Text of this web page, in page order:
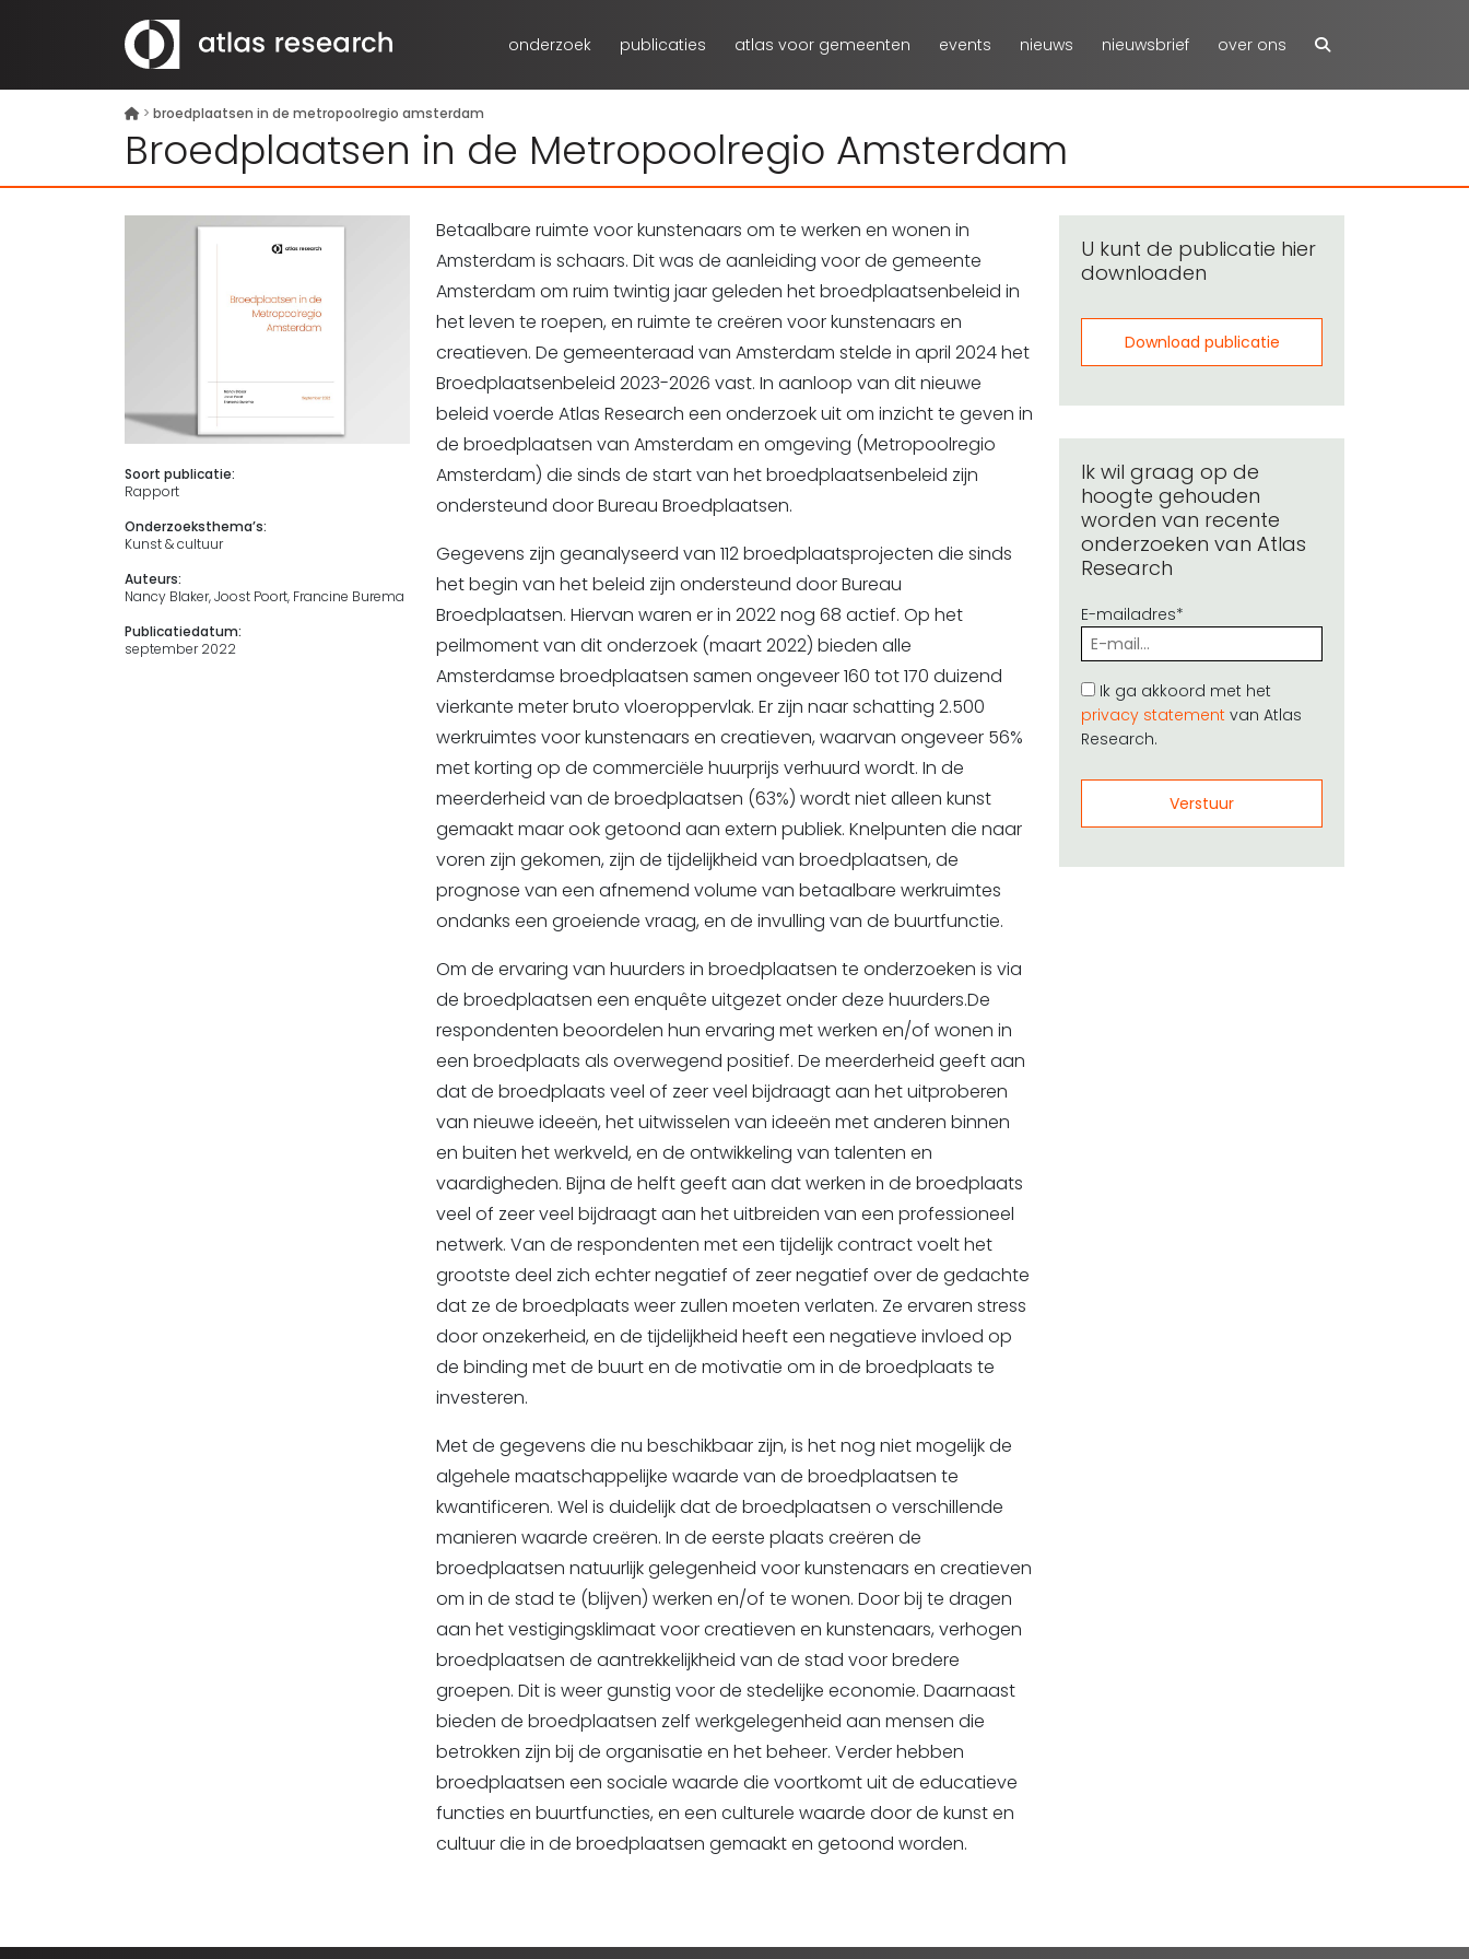
onderzoek publicaties atlas voor gemeenten events nieuws nieuwsbrief over ons
> broedplaatsen in de metropoolregio amsterdam
Broedplaatsen in de Metropoolregio Amsterdam
Soort publicatie:
Rapport
Onderzoeksthema’s:
Kunst & cultuur
Auteurs:
Nancy Blaker, Joost Poort, Francine Burema
Publicatiedatum:
september 2022
Betaalbare ruimte voor kunstenaars om te werken en wonen in
Amsterdam is schaars. Dit was de aanleiding voor de gemeente
Amsterdam om ruim twintig jaar geleden het broedplaatsenbeleid in
het leven te roepen, en ruimte te creëren voor kunstenaars en
creatieven. De gemeenteraad van Amsterdam stelde in april 2024 het
Broedplaatsenbeleid 2023-2026 vast. In aanloop van dit nieuwe
beleid voerde Atlas Research een onderzoek uit om inzicht te geven in
de broedplaatsen van Amsterdam en omgeving (Metropoolregio
Amsterdam) die sinds de start van het broedplaatsenbeleid zijn
ondersteund door Bureau Broedplaatsen.
Gegevens zijn geanalyseerd van 112 broedplaatsprojecten die sinds
het begin van het beleid zijn ondersteund door Bureau
Broedplaatsen. Hiervan waren er in 2022 nog 68 actief. Op het
peilmoment van dit onderzoek (maart 2022) bieden alle
Amsterdamse broedplaatsen samen ongeveer 160 tot 170 duizend
vierkante meter bruto vloeroppervlak. Er zijn naar schatting 2.500
werkruimtes voor kunstenaars en creatieven, waarvan ongeveer 56%
met korting op de commerciële huurprijs verhuurd wordt. In de
meerderheid van de broedplaatsen (63%) wordt niet alleen kunst
gemaakt maar ook getoond aan extern publiek. Knelpunten die naar
voren zijn gekomen, zijn de tijdelijkheid van broedplaatsen, de
prognose van een afnemend volume van betaalbare werkruimtes
ondanks een groeiende vraag, en de invulling van de buurtfunctie.
Om de ervaring van huurders in broedplaatsen te onderzoeken is via
de broedplaatsen een enquête uitgezet onder deze huurders.De
respondenten beoordelen hun ervaring met werken en/of wonen in
een broedplaats als overwegend positief. De meerderheid geeft aan
dat de broedplaats veel of zeer veel bijdraagt aan het uitproberen
van nieuwe ideeën, het uitwisselen van ideeën met anderen binnen
en buiten het werkveld, en de ontwikkeling van talenten en
vaardigheden. Bijna de helft geeft aan dat werken in de broedplaats
veel of zeer veel bijdraagt aan het uitbreiden van een professioneel
netwerk. Van de respondenten met een tijdelijk contract voelt het
grootste deel zich echter negatief of zeer negatief over de gedachte
dat ze de broedplaats weer zullen moeten verlaten. Ze ervaren stress
door onzekerheid, en de tijdelijkheid heeft een negatieve invloed op
de binding met de buurt en de motivatie om in de broedplaats te
investeren.
Met de gegevens die nu beschikbaar zijn, is het nog niet mogelijk de
algehele maatschappelijke waarde van de broedplaatsen te
kwantificeren. Wel is duidelijk dat de broedplaatsen o verschillende
manieren waarde creëren. In de eerste plaats creëren de
broedplaatsen natuurlijk gelegenheid voor kunstenaars en creatieven
om in de stad te (blijven) werken en/of te wonen. Door bij te dragen
aan het vestigingsklimaat voor creatieven en kunstenaars, verhogen
broedplaatsen de aantrekkelijkheid van de stad voor bredere
groepen. Dit is weer gunstig voor de stedelijke economie. Daarnaast
bieden de broedplaatsen zelf werkgelegenheid aan mensen die
betrokken zijn bij de organisatie en het beheer. Verder hebben
broedplaatsen een sociale waarde die voortkomt uit de educatieve
functies en buurtfuncties, en een culturele waarde door de kunst en
cultuur die in de broedplaatsen gemaakt en getoond worden.
U kunt de publicatie hier
downloaden
Download publicatie
Ik wil graag op de
hoogte gehouden
worden van recente
onderzoeken van Atlas
Research
E-mailadres*
Ik ga akkoord met het
privacy statement van Atlas
Research.